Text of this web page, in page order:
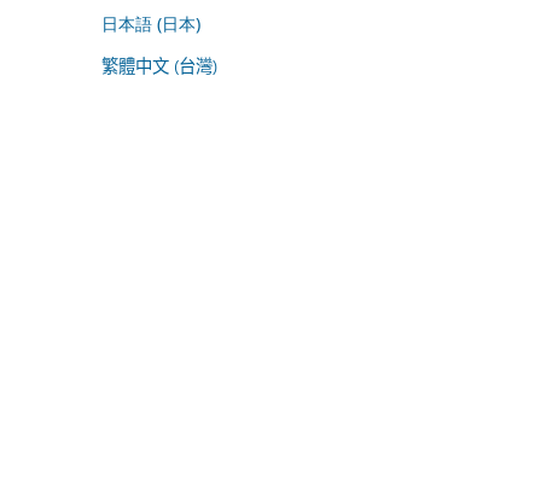
日本語 (日本)
繁體中文 (台灣)